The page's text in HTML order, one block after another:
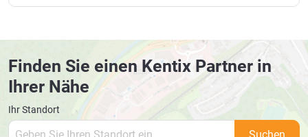
Finden Sie einen Kentix Partner in
Ihrer Nähe
Ihr Standort